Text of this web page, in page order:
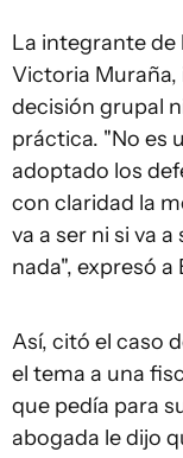
La integrante de
Victoria Muraña,
decisión grupal
práctica. "No es
adoptado los
con claridad la
va a ser ni si va
nada", expresó a
Así, citó el caso
el tema a una
que pedía para
abogada le dijo